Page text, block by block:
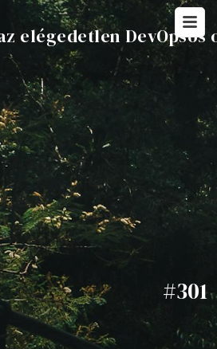
elégedetlen DevOpsos
#301